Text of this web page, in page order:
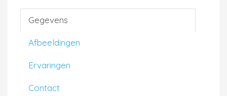
Gegevens
Afbeeldingen
Ervaringen
Contact